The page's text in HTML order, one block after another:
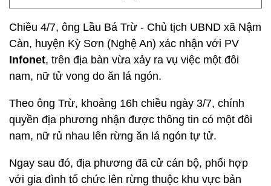
Chiều 4/7, ông Lầu Bá Trừ - Chủ tịch UBND xã Nậm
Càn, huyện Kỳ Sơn (Nghệ An) xác nhận với PV
Infonet, trên địa bàn vừa xảy ra vụ việc một đôi
nam, nữ tử vong do ăn lá ngón.
Theo ông Trừ, khoảng 16h chiều ngày 3/7, chính
quyền địa phương nhận được thông tin có một đôi
nam, nữ rủ nhau lên rừng ăn lá ngón tự tử.
Ngay sau đó, địa phương đã cử cán bộ, phối hợp
với gia đình tổ chức lên rừng thuộc khu vực bản